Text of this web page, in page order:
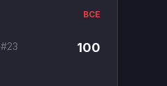
ВСЕ
#23
100